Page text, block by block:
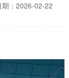
期：2026-02-22